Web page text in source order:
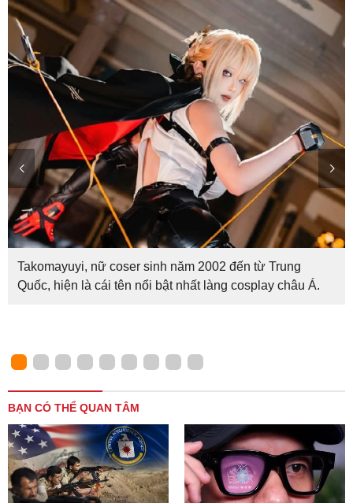
Takomayuyi, nữ coser sinh năm 2002 đến từ Trung
Quốc, hiện là cái tên nổi bật nhất làng cosplay châu Á.
BẠN CÓ THỂ QUAN TÂM